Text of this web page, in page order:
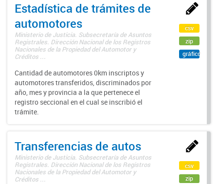
Estadística de trámites de
automotores
Ministerio de Justicia. Subsecretaría de Asuntos
Registrales. Dirección Nacional de los Registros
Nacionales de la Propiedad del Automotor y
Créditos ...
Cantidad de automotores 0km inscriptos y
automotores transferidos, discriminados por
año, mes y provincia a la que pertenece el
registro seccional en el cual se inscribió el
trámite.
csv
zip
gráfico
Transferencias de autos
Ministerio de Justicia. Subsecretaría de Asuntos
Registrales. Dirección Nacional de los Registros
Nacionales de la Propiedad del Automotor y
Créditos ...
csv
zip